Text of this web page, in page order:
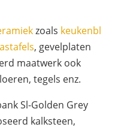
zoals keukenbl
, gevelplaten
maatwerk ook
tegels enz.
Sl-Golden Grey
kalksteen,